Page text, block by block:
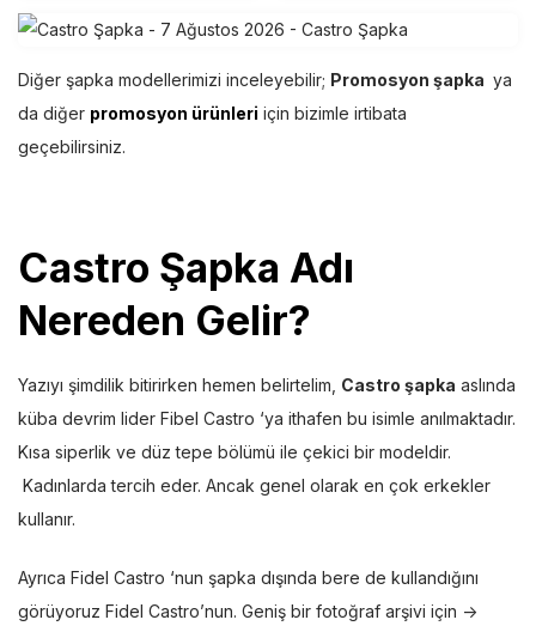
Diğer şapka modellerimizi inceleyebilir; Promosyon şapka ya
da diğer promosyon ürünleri için bizimle irtibata
geçebilirsiniz.
Castro Şapka Adı
Nereden Gelir?
Yazıyı şimdilik bitirirken hemen belirtelim, Castro şapka aslında
küba devrim lider Fibel Castro ‘ya ithafen bu isimle anılmaktadır.
Kısa siperlik ve düz tepe bölümü ile çekici bir modeldir.
Kadınlarda tercih eder. Ancak genel olarak en çok erkekler
kullanır.
Ayrıca Fidel Castro ‘nun şapka dışında bere de kullandığını
görüyoruz Fidel Castro’nun. Geniş bir fotoğraf arşivi için ->